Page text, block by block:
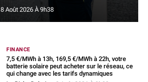
8 Août 2026 À 9h38
FINANCE
7,5 €/MWh à 13h, 169,5 €/MWh à 22h, votre
batterie solaire peut acheter sur le réseau, ce
qui change avec les tarifs dynamiques